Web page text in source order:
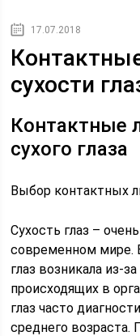
17.07.2018
сухости
Контактные
сухого глаза
Выбор контактных
Сухость глаз –
современном мире.
глаз возникала из-
происходящих в
глаз часто
среднего возраста.